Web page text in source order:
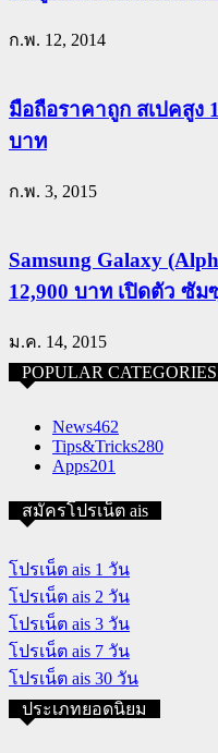
ก.พ. 12, 2014
มือถือราคาถูก สเปคสูง
บาท
ก.พ. 3, 2015
Samsung Galaxy
12,900 บาท เปิดตัว ซั
ม.ค. 14, 2015
POPULAR CATEGORIES
News462
Tips&Tricks280
Apps201
สมัครโปรเน็ต ais
โปรเน็ต ais 1 วัน
โปรเน็ต ais 2 วัน
โปรเน็ต ais 3 วัน
โปรเน็ต ais 7 วัน
โปรเน็ต ais 30 วัน
ประเภทยอดนิยม